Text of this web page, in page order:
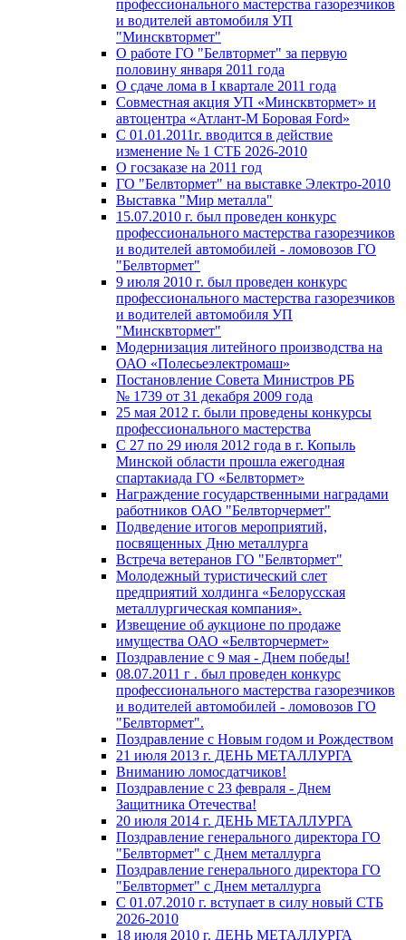
профессионального мастерства газорезчиков
и водителей автомобиля УП
"Минсквтормет"
О работе ГО "Белвтормет" за первую
половину января 2011 года
О сдаче лома в I квартале 2011 года
Совместная акция УП «Минсквтормет» и
автоцентра «Атлант-М Боровая Ford»
С 01.01.2011г. вводится в действие
изменение № 1 СТБ 2026-2010
О госзаказе на 2011 год
ГО "Белвтормет" на выставке Электро-2010
Выставка "Мир металла"
15.07.2010 г. был проведен конкурс
профессионального мастерства газорезчиков
и водителей автомобилей - ломовозов ГО
"Белвтормет"
9 июля 2010 г. был проведен конкурс
профессионального мастерства газорезчиков
и водителей автомобиля УП
"Минсквтормет"
Модернизация литейного производства на
ОАО «Полесьеэлектромаш»
Постановление Совета Министров РБ
№ 1739 от 31 декабря 2009 года
25 мая 2012 г. были проведены конкурсы
профессионального мастерства
С 27 по 29 июля 2012 года в г. Копыль
Минской области прошла ежегодная
спартакиада ГО «Белвтормет»
Награждение государственными наградами
работников ОАО "Белвторчермет"
Подведение итогов мероприятий,
посвященных Дню металлурга
Встреча ветеранов ГО "Белвтормет"
Молодежный туристический слет
предприятий холдинга «Белорусская
металлургическая компания».
Извещение об аукционе по продаже
имущества ОАО «Белвторчермет»
Поздравление с 9 мая - Днем победы!
08.07.2011 г . был проведен конкурс
профессионального мастерства газорезчиков
и водителей автомобилей - ломовозов ГО
"Белвтормет".
Поздравление с Новым годом и Рождеством
21 июля 2013 г. ДЕНЬ МЕТАЛЛУРГА
Вниманию ломосдатчиков!
Поздравление с 23 февраля - Днем
Защитника Отечества!
20 июля 2014 г. ДЕНЬ МЕТАЛЛУРГА
Поздравление генерального директора ГО
"Белвтормет" с Днем металлурга
Поздравление генерального директора ГО
"Белвтормет" с Днем металлурга
С 01.07.2010 г. вступает в силу новый СТБ
2026-2010
18 июля 2010 г. ДЕНЬ МЕТАЛЛУРГА